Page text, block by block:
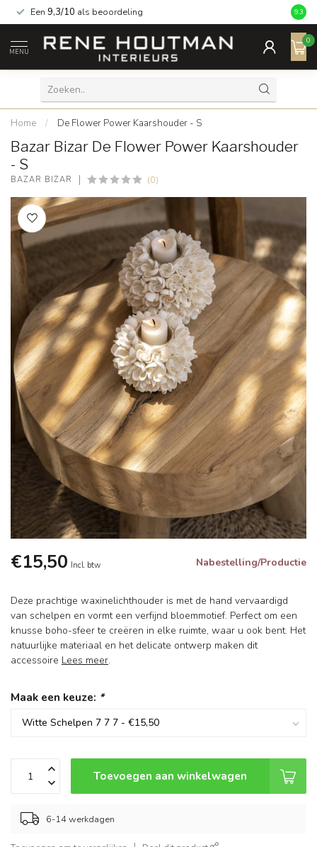
Een 9,3/10 als beoordeling 9.3
MENU
0
Home / De Flower Power Kaarshouder - S
Bazar Bizar De Flower Power Kaarshouder
- S
BAZAR BIZAR (0)
€15,50 Incl. btw Nabestelling/Productie
Deze prachtige waxinelichthouder is met de hand vervaardigd
van schelpen en vormt een verfijnd bloemmotief. Perfect om een
knusse boho-sfeer te creëren in elke ruimte, waar u ook bent. Het
natuurlijke materiaal en het delicate ontwerp maken dit
accessoire Lees meer.
Maak een keuze: *
Toevoegen aan winkelwagen
6-14 werkdagen